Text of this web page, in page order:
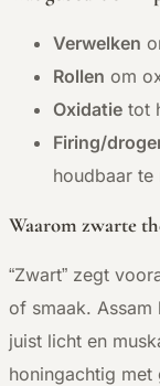
Verwelken
Rollen om
Oxidatie tot
Firing/
houdbaar te
Waarom zwarte
“Zwart” zegt
of smaak.
juist licht en
honingachtig